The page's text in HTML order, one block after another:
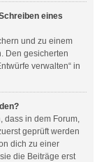
eines
und zu einem
Den gesicherten
verwalten“ in
dass in dem Forum,
geprüft werden
dich zu einer
die Beiträge erst